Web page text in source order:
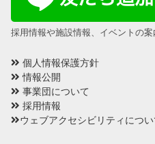
採用情報や施設情報、イベントの案
個人情報保護方針
情報公開
事業団について
採用情報
ウェブアクセシビリティについ